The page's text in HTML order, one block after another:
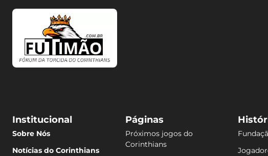
Institucional
Sobre Nós
Notícias do Corinthians
Páginas
Próximos jogos do
Corinthians